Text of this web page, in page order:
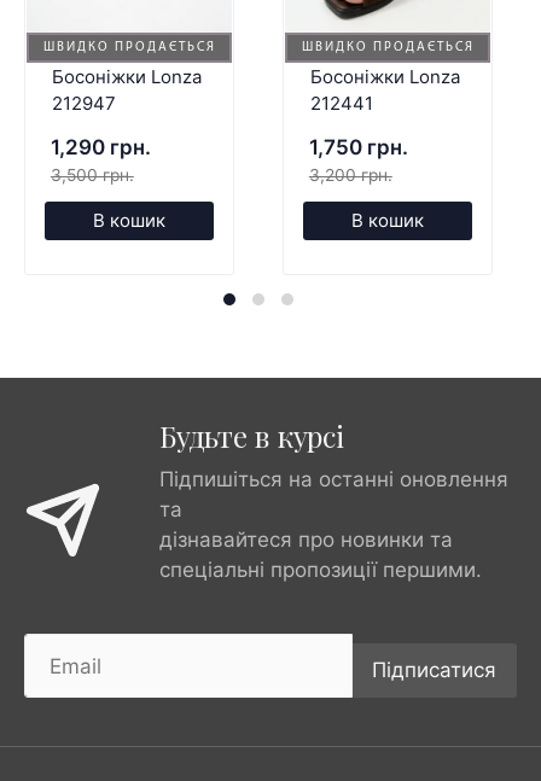
ШВИДКО ПРОДАЄТЬСЯ
Босоніжки Lonza
212947
1,290 грн.
3,500 грн.
В кошик
ШВИДКО ПРОДАЄТЬСЯ
Босоніжки Lonza
212441
1,750 грн.
3,200 грн.
В кошик
Будьте в курсі
Підпишіться на останні оновлення
та
дізнавайтеся про новинки та
спеціальні пропозиції першими.
Підписатися